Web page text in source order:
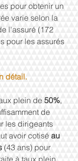
pour obtenir un
varie selon la
l'assuré (172
pour les assurés
détail.
plein de 50%,
de
les dirigeants
avoir cotisé au
(43 ans) pour
à taux plein.